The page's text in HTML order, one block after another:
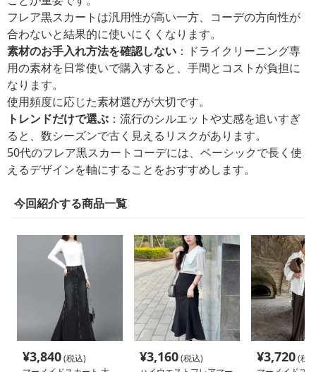
フレア黒スカートは汎用性が高い一方、コーデの方向性が
合わないと結果的に使いにくくなります。
素材のお手入れ方法を確認しない ：ドライクリーニング専
用の素材を日常使いで購入すると、手間とコストが負担に
なります。
使用頻度に応じた素材選びが大切です。
トレンドだけで選ぶ ：流行のシルエットや丈感を追いすぎ
ると、数シーズンで古く見えるリスクがあります。
50代のフレア黒スカートコーデには、ベーシックで長く使
えるデザインを軸にすることをおすすめします。
今回紹介する商品一覧
¥3,840(税込)
¥3,160(税込)
¥3,720(税